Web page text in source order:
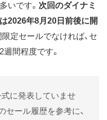
いです。 次回のダイナミ
2026年8月20日前後に開
定セールでなければ、セ
間程度です。
に発表していませ
セール履歴を参考に、